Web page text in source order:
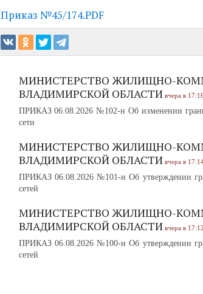
Приказ №45/174.PDF
МИНИСТЕРСТВО ЖИЛИЩНО-
ВЛАДИМИРСКОЙ ОБЛАСТИ вчера в
ПРИКАЗ 06.08.2026 №102-н Об изменении
сети
МИНИСТЕРСТВО ЖИЛИЩНО-
ВЛАДИМИРСКОЙ ОБЛАСТИ вчера в
ПРИКАЗ 06.08.2026 №101-н Об утверждении
сетей
МИНИСТЕРСТВО ЖИЛИЩНО-
ВЛАДИМИРСКОЙ ОБЛАСТИ вчера в 17:12
ПРИКАЗ 06.08.2026 №100-н Об утверждении
сетей